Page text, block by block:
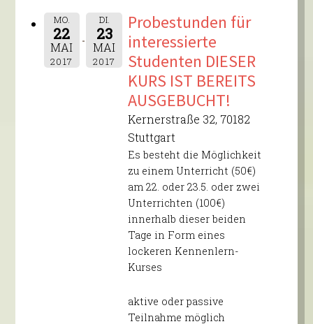
MO.
22
MAI
2017
DI.
23
MAI
2017
Probestunden für
interessierte
Studenten DIESER
KURS IST BEREITS
AUSGEBUCHT!
Kernerstraße 32, 70182
Stuttgart
Es besteht die Möglichkeit
zu einem Unterricht (50€)
am 22. oder 23.5. oder zwei
Unterrichten (100€)
innerhalb dieser beiden
Tage in Form eines
lockeren Kennenlern-
Kurses
aktive oder passive
Teilnahme möglich